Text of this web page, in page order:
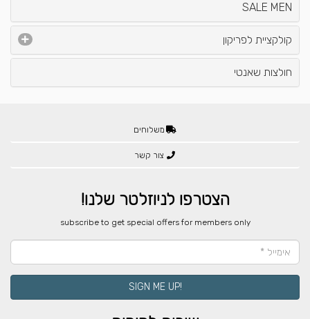
SALE MEN
קולקציית לפריקון
חולצות שאנטי
משלוחים
צור קשר
הצטרפו לניוזלטר שלנו!
​subscribe to get special offers for members only
!SIGN ME UP